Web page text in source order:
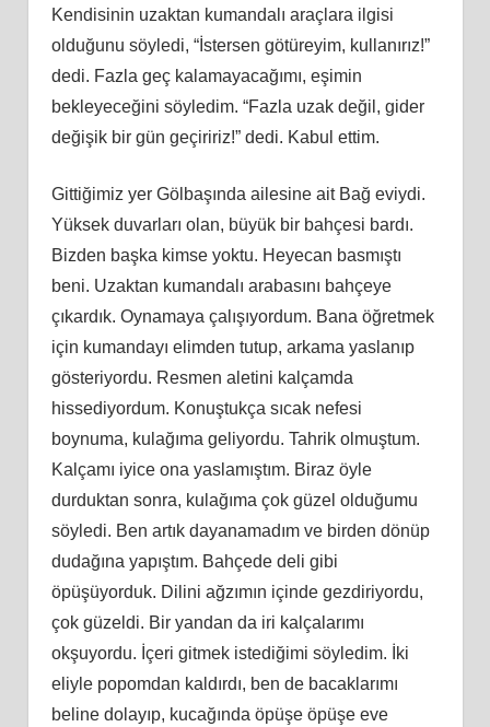
Kendisinin uzaktan kumandalı araçlara ilgisi
olduğunu söyledi, “İstersen götüreyim, kullanırız!”
dedi. Fazla geç kalamayacağımı, eşimin
bekleyeceğini söyledim. “Fazla uzak değil, gider
değişik bir gün geçiririz!” dedi. Kabul ettim.
Gittiğimiz yer Gölbaşında ailesine ait Bağ eviydi.
Yüksek duvarları olan, büyük bir bahçesi bardı.
Bizden başka kimse yoktu. Heyecan basmıştı
beni. Uzaktan kumandalı arabasını bahçeye
çıkardık. Oynamaya çalışıyordum. Bana öğretmek
için kumandayı elimden tutup, arkama yaslanıp
gösteriyordu. Resmen aletini kalçamda
hissediyordum. Konuştukça sıcak nefesi
boynuma, kulağıma geliyordu. Tahrik olmuştum.
Kalçamı iyice ona yaslamıştım. Biraz öyle
durduktan sonra, kulağıma çok güzel olduğumu
söyledi. Ben artık dayanamadım ve birden dönüp
dudağına yapıştım. Bahçede deli gibi
öpüşüyorduk. Dilini ağzımın içinde gezdiriyordu,
çok güzeldi. Bir yandan da iri kalçalarımı
okşuyordu. İçeri gitmek istediğimi söyledim. İki
eliyle popomdan kaldırdı, ben de bacaklarımı
beline dolayıp, kucağında öpüşe öpüşe eve